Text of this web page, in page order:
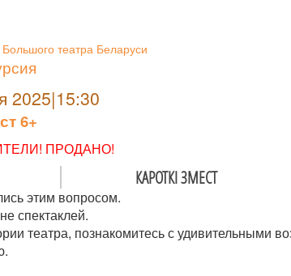
театра Беларуси
2025|15:30
6+
ПРОДАНО!
КАРОТКІ ЗМЕСТ
этим вопросом.
спектаклей.
театра, познакомитесь с удивительными